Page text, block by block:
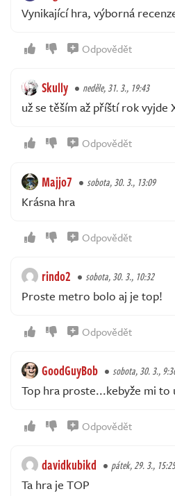
Vynikající hra, výborná
Odpovědět
Skully neděle, 31. 3., 19:43
už se těším až příští rok vyjde
Odpovědět
Majjo7 sobota, 30. 3., 13:09
Krásna hra
Odpovědět
rindo2 sobota, 30. 3., 10:32
Proste metro bolo aj je top!
Odpovědět
GoodGuyBob sobota, 30. 3.,
Top hra proste...kebyže mi to
Odpovědět
davidkubikd pátek, 29. 3., 15:25
Ta hra je TOP